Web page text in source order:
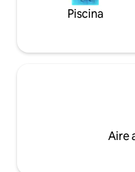
Piscina
Aire